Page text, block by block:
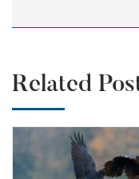
Related